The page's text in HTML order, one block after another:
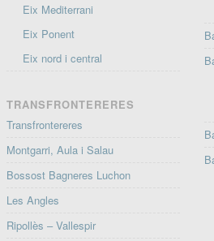
Eix Mediterrani
Eix Ponent
Eix nord i central
TRANSFRONTERERES
Transfrontereres
Montgarri, Aula i Salau
Bossost Bagneres Luchon
Les Angles
Ripollès – Vallespir